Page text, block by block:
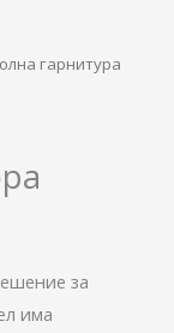
гарнитура
за
има